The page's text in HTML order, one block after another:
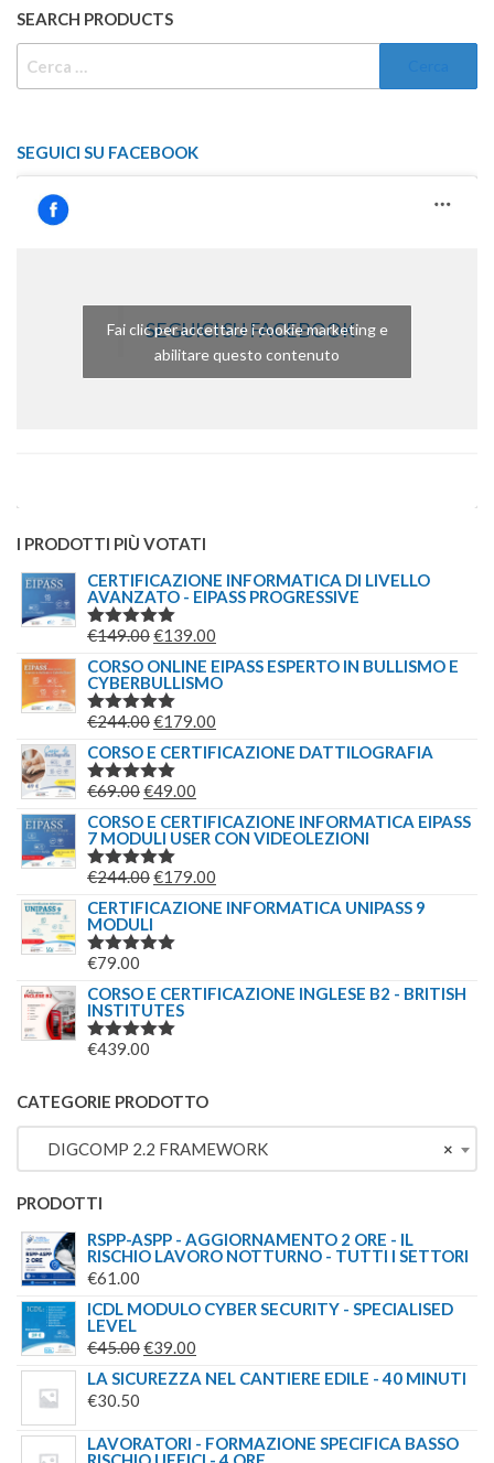
SEARCH PRODUCTS
SEGUICI SU FACEBOOK
SEGUICI SU FACEBOOK
Fai clic per accettare i cookie marketing e
abilitare questo contenuto
I PRODOTTI PIÙ VOTATI
CERTIFICAZIONE INFORMATICA DI LIVELLO
AVANZATO - EIPASS PROGRESSIVE
VALUTATO
€149.00IL
PREZZO
ORIGINALE
ERA:
€139.00
PREZZO
ATTUALE
CORSO ONLINE EIPASS ESPERTO IN BULLISMO E
CYBERBULLISMO
VALUTATO
€244.00IL
PREZZO
ORIGINALE
ERA:
€244.00.
€179.00
PREZZO
€179.00.
CORSO E CERTIFICAZIONE DATTILOGRAFIA
VALUTATO
€69.00IL
PREZZO
ORIGINALE
ERA:
€49.00
PREZZO
ATTUALE
È:
CORSO E CERTIFICAZIONE INFORMATICA EIPASS
7 MODULI USER CON VIDEOLEZIONI
VALUTATO
€244.00IL
PREZZO
ERA:
€179.00
PREZZO
CERTIFICAZIONE INFORMATICA UNIPASS 9
MODULI
VALUTATO
€79.00
CORSO E CERTIFICAZIONE INGLESE B2 - BRITISH
INSTITUTES
VALUTATO
€439.00
CATEGORIE PRODOTTO
×
DIGCOMP 2.2 FRAMEWORK
PRODOTTI
RSPP-ASPP - AGGIORNAMENTO 2 ORE - IL
RISCHIO LAVORO NOTTURNO - TUTTI I SETTORI
€61.00
ICDL MODULO CYBER SECURITY - SPECIALISED
LEVEL
€45.00IL
PREZZO
€45.00.
€39.00
PREZZO
€39.00.
LA SICUREZZA NEL CANTIERE EDILE - 40 MINUTI
€30.50
LAVORATORI - FORMAZIONE SPECIFICA BASSO